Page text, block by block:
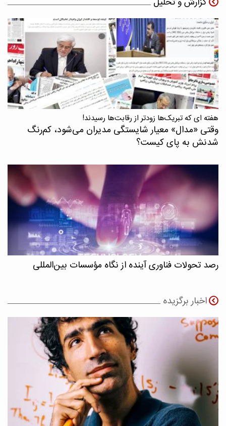
هفته ای که تبریک‌ها زودتر از رقابت‌ها رسیدند!
وقتی «مدال‌» معیار شایستگی مدیران می‌شود، کم‌رنگ
شدنش به پای کیست؟
رصد تحولات فناوری آینده از نگاه مؤسسات بین‌المللی
اخبار برگزیده